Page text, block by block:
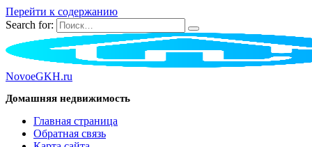
Перейти к содержанию
Search for:
NovoeGKH.ru
Домашняя недвижимость
Главная страница
Обратная связь